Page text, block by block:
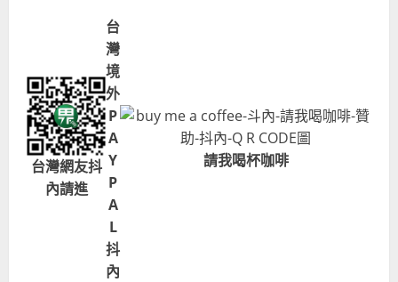
台灣網友抖
內請進
台
灣
境
外
P
A
Y
P
A
L
抖
內
請我喝杯咖啡